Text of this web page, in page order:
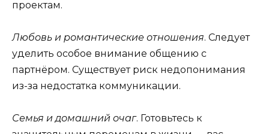
проектам.
Любовь и романтические отношения. Следует
уделить особое внимание общению с
партнёром. Существует риск недопонимания
из-за недостатка коммуникации.
Семья и домашний очаг. Готовьтесь к